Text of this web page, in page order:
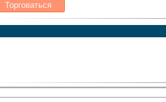
Торговаться
Какая цена Вас
устроит?